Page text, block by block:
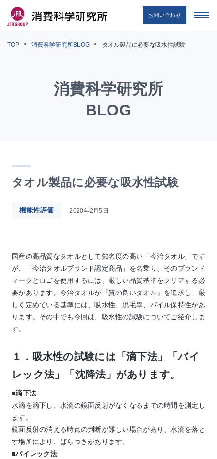
お問い合わせ
TOP 消費科学研究所BLOG タオル製品に必要な吸水性試験
消費科学研究所
BLOG
タオル製品に必要な吸水性試験
機能性評価 2020年2月5日
国産の高品質なタオルとして知名度の高い「今治タオル」です
が、「今治タオルブランド認定商品」を名乗り、そのブランド
マークとロゴを使用するには、厳しい品質基準をクリアする必
要があります。今治タオルが『質の良いタオル』を追求し、厳
しく定めている基準には、吸水性、脱毛率、パイル保持性があ
ります。その中でも今回は、吸水性の試験についてご紹介しま
す。
１．吸水性の試験には「滴下法」「バイ
レック法」「沈降法」があります。
■滴下法
水滴を滴下し、水滴の鏡面反射がなくなるまでの時間を測定し
ます。
鏡面反射の消える時点の判断が難しい場合があり、水滴を落と
す場所により、ばらつきがあります。
■バイレック法